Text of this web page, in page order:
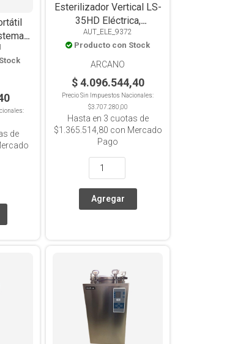
18L
de
Esterilizador Vertical LS-
35HD Eléctrica,
Automática, 35L
AUT_ELE_9372
Producto con Stock
ARCANO
$ 4.096.544,40
Precio Sin Impuestos Nacionales:
$3.707.280,00
Hasta en 3 cuotas de
$1.365.514,80 con Mercado
Pago